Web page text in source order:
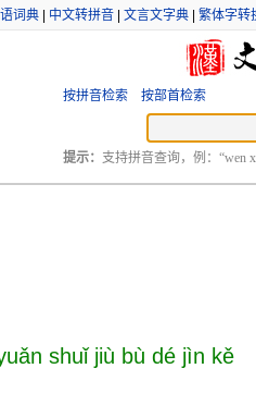
词典 中文转拼音 文言文字典 繁体字转
按拼音检索 按部首检索
提示： 支持拼音查询，例：“wen
shuǐ jiù bù dé jìn kě